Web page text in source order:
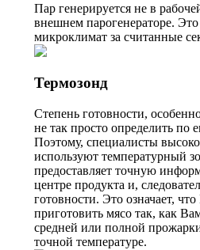
Пар генерируется не в
внешнем парогенераторе.
микроклимат за считанные
Термозонд
Степень готовности,
не так просто определить по
Поэтому, специалисты
используют температурный
предоставляет точную
центре продукта и,
готовности. Это означает,
приготовить мясо так, как
средней или полной
точной температуре.